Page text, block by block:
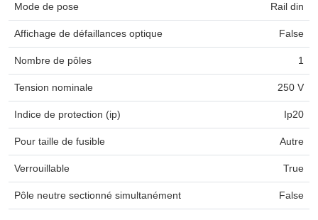
Mode de pose Rail din
Affichage de défaillances optique False
Nombre de pôles 1
Tension nominale 250 V
Indice de protection (ip) Ip20
Pour taille de fusible Autre
Verrouillable True
Pôle neutre sectionné simultanément False